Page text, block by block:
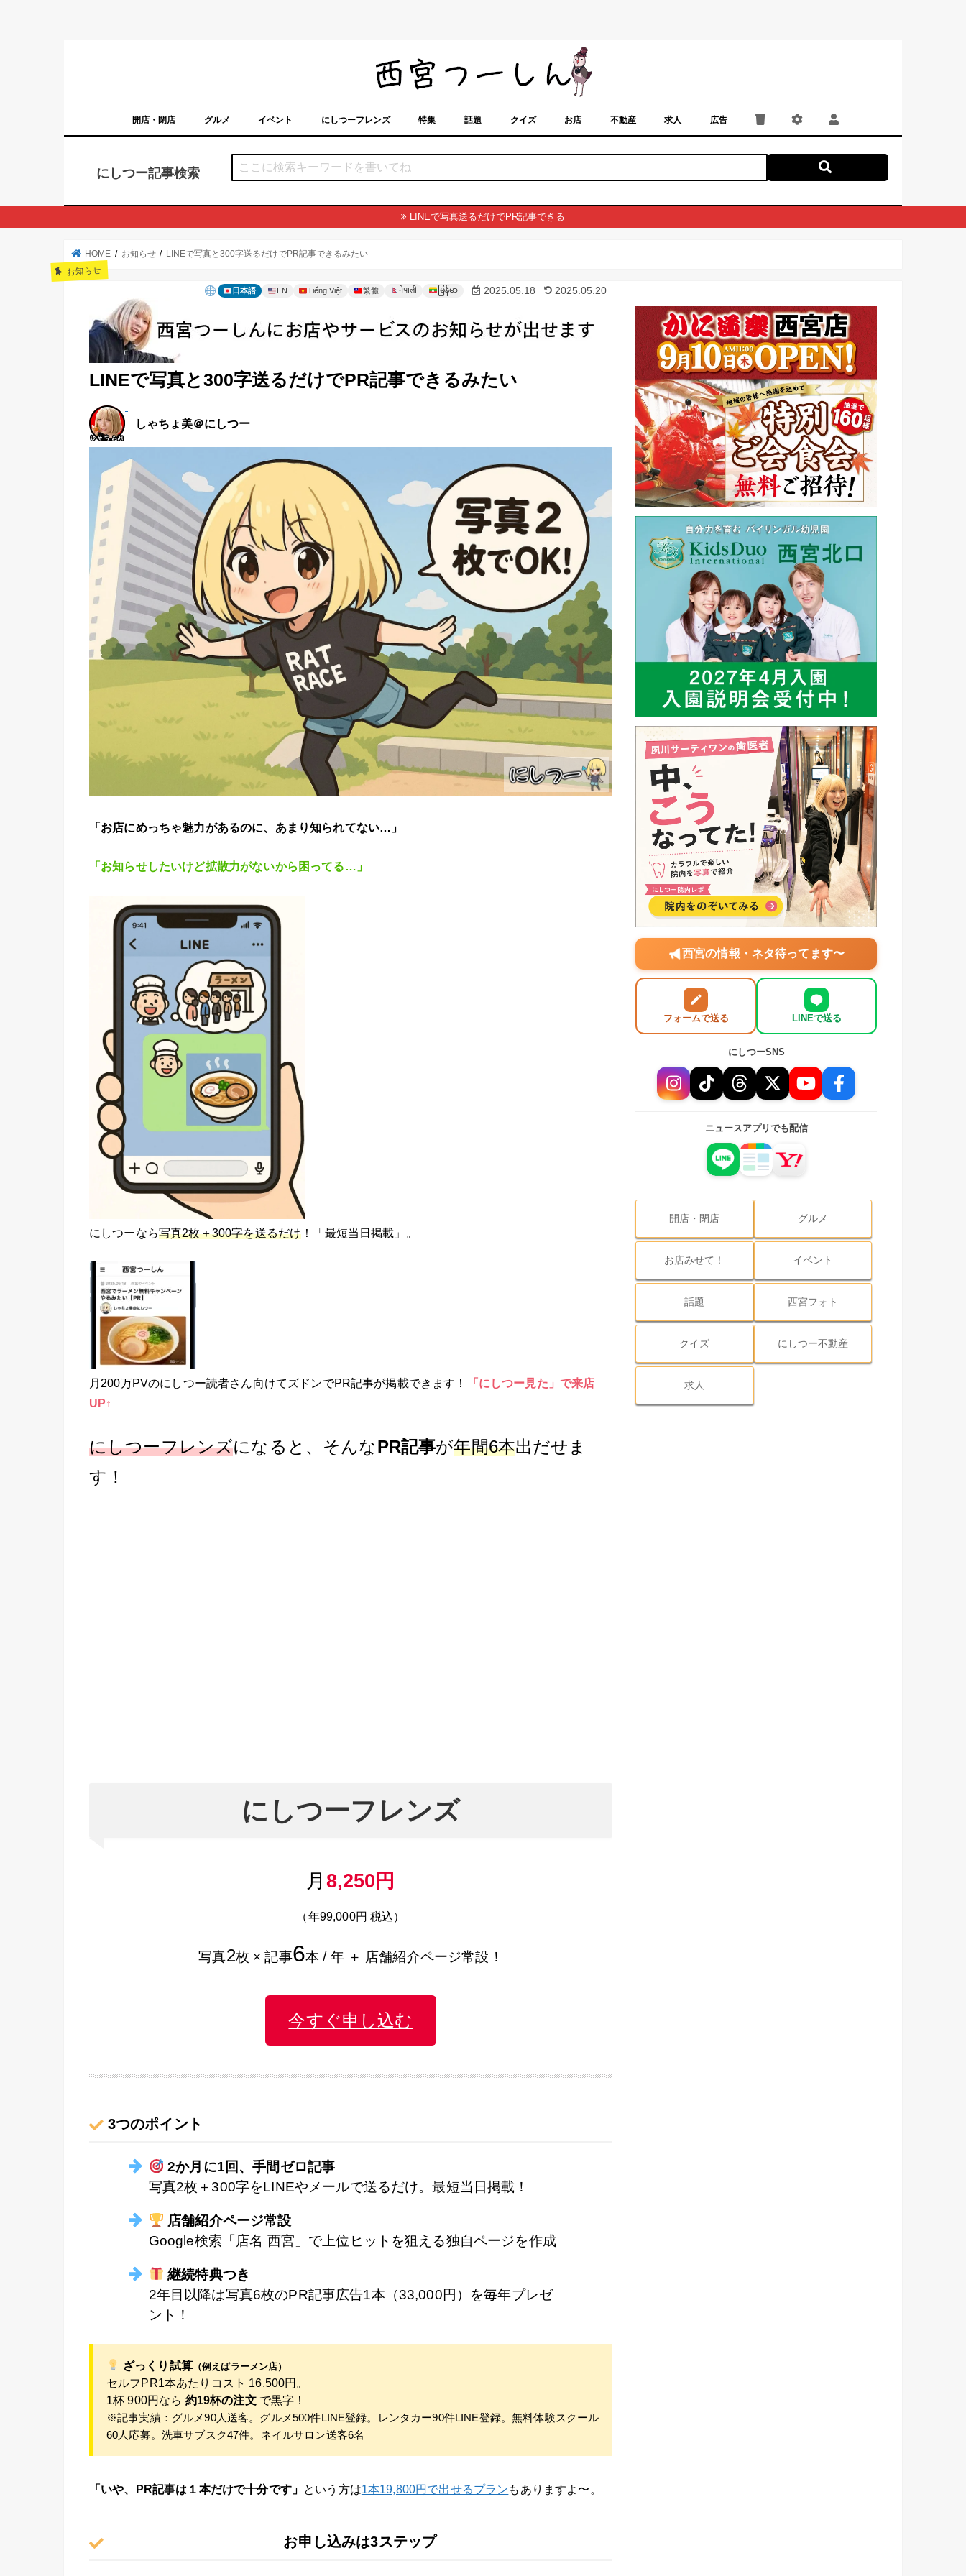
開店・閉店 グルメ イベント にしつーフレンズ 特集 話題 クイズ お店 不動産 求人 広告
にしつー記事検索
LINEで写真送るだけでPR記事できる
HOME お知らせ LINEで写真と300字送るだけでPR記事できるみたい
お知らせ
日本語 EN Tiếng Việt 繁體 नेपाली မြန်မာ 2025.05.18 2025.05.20
LINEで写真と300字送るだけでPR記事できるみたい
しゃちょ美＠にしつー
「お店にめっちゃ魅力があるのに、あまり知られてない…」
「お知らせしたいけど拡散力がないから困ってる…」
にしつーなら写真2枚＋300字を送るだけ ！「最短当日掲載」。
月200万PVのにしつー読者さん向けてズドンでPR記事が掲載できます！
「にしつー見た」で来店
UP↑
にしつーフレンズになると、そんなPR記事が年間6本出だせま
す！
にしつーフレンズ
月 8,250円
（年99,000円 税込）
写真2枚 × 記事6本 / 年 ＋ 店舗紹介ページ常設！
今すぐ申し込む
3つのポイント
2か月に1回、手間ゼロ記事
写真2枚＋300字をLINEやメールで送るだけ。最短当日掲載！
店舗紹介ページ常設
Google検索「店名 西宮」で上位ヒットを狙える独自ページを作成
継続特典つき
2年目以降は写真6枚のPR記事広告1本（33,000円）を毎年プレゼ
ント！
ざっくり試算（例えばラーメン店）
セルフPR1本あたりコスト 16,500円。
1杯 900円なら 約19杯の注文で黒字！
※記事実績：グルメ90人送客。グルメ500件LINE登録。レンタカー90件LINE登録。無料体験スクール
60人応募。洗車サブスク47件。ネイルサロン送客6名
「いや、PR記事は１本だけで十分です」 という方は1本19,800円で出せるプラン もありますよ〜。
お申し込みは3ステップ
西宮の情報・ネタ待ってます〜
フォームで送る LINEで送る
にしつーSNS
ニュースアプリでも配信
開店・閉店 グルメ
お店みせて！ イベント
話題 西宮フォト
クイズ にしつー不動産
求人